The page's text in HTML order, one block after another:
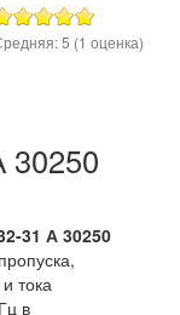
5 (1 оценка)
30250
31 А 30250
тока
в